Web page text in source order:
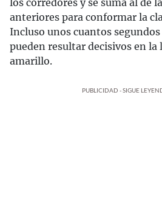
anteriores para conformar la
Incluso unos cuantos
pueden resultar decisivos en
amarillo.
PUBLICIDAD - SIGUE